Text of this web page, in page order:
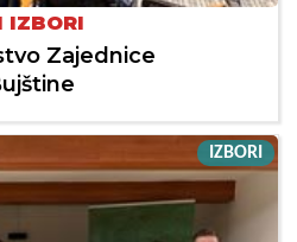
IZBORI
Zajednice
IZBORI